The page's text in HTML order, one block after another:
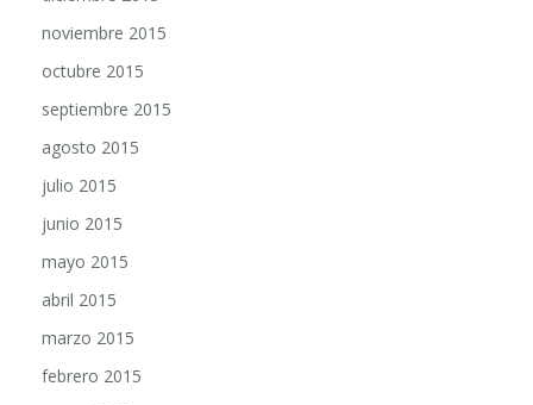
noviembre 2015
octubre 2015
septiembre 2015
agosto 2015
julio 2015
junio 2015
mayo 2015
abril 2015
marzo 2015
febrero 2015
enero 2015